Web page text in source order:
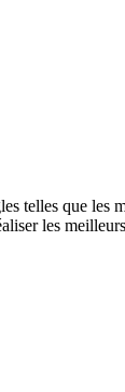
telles que
les